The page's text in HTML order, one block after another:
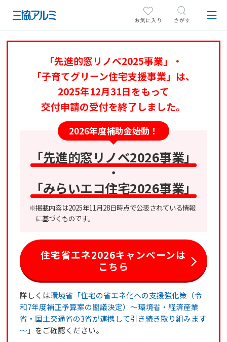
「先進的窓リノベ2025事業」・
「子育てグリーン住宅支援事業」は、
2025年12月31日をもって
交付申請の受付を終了しました。
2026年度補助金始動！
「先進的窓リノベ2026事業」
・
「みらいエコ住宅2026事業」
※掲載内容は2025年11月28日時点で公表されている情報
に基づくものです。
住宅省エネ2026キャンペーンは
こちら
詳しくは環境省「住宅の省エネ化への支援強化策（令
和7年度補正予算案の閣議決定）～環境省・経済産業
省・国土交通省の3省が連携して引き続き取り組みます
～」 をご確認ください。